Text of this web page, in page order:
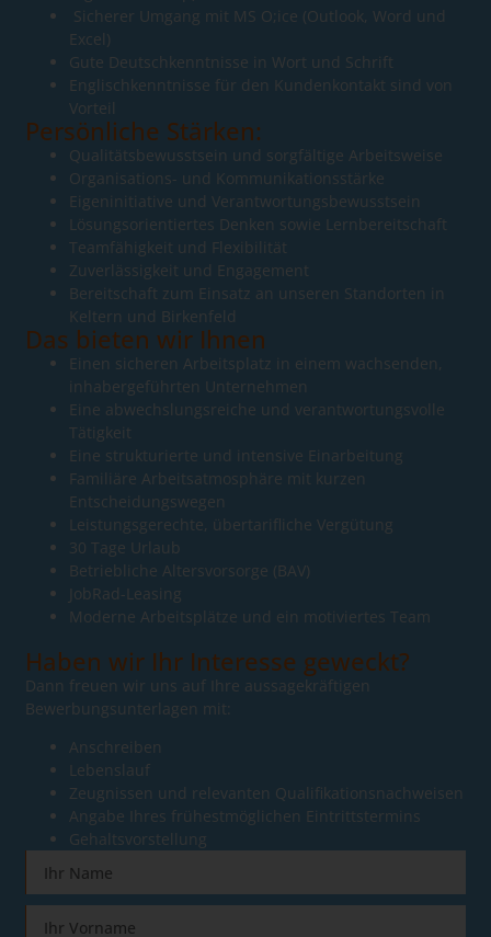
Sicherer Umgang mit MS O;ice (Outlook, Word und
Excel)
Gute Deutschkenntnisse in Wort und Schrift
Englischkenntnisse für den Kundenkontakt sind von
Vorteil
Persönliche Stärken:
Qualitätsbewusstsein und sorgfältige Arbeitsweise
Organisations- und Kommunikationsstärke
Eigeninitiative und Verantwortungsbewusstsein
Lösungsorientiertes Denken sowie Lernbereitschaft
Teamfähigkeit und Flexibilität
Zuverlässigkeit und Engagement
Bereitschaft zum Einsatz an unseren Standorten in
Keltern und Birkenfeld
Das bieten wir Ihnen
Einen sicheren Arbeitsplatz in einem wachsenden,
inhabergeführten Unternehmen
Eine abwechslungsreiche und verantwortungsvolle
Tätigkeit
Eine strukturierte und intensive Einarbeitung
Familiäre Arbeitsatmosphäre mit kurzen
Entscheidungswegen
Leistungsgerechte, übertarifliche Vergütung
30 Tage Urlaub
Betriebliche Altersvorsorge (BAV)
JobRad-Leasing
Moderne Arbeitsplätze und ein motiviertes Team
Haben wir Ihr Interesse geweckt?
Dann freuen wir uns auf Ihre aussagekräftigen
Bewerbungsunterlagen mit:
Anschreiben
Lebenslauf
Zeugnissen und relevanten Qualifikationsnachweisen
Angabe Ihres frühestmöglichen Eintrittstermins
Gehaltsvorstellung